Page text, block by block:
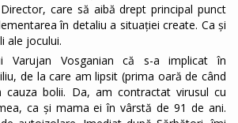
care să aibă drept principal punct
în detaliu a situației create. Ca și
ale jocului.
Varujan Vosganian că s-a implicat în
de la care am lipsit (prima oară de când
cauza bolii. Da, am contractat virusul cu
ca și mama ei în vârstă de 91 de ani.